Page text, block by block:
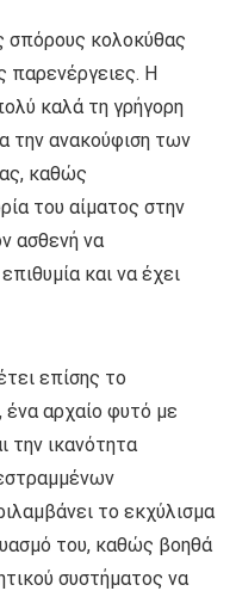
σπόρους κολοκύθας
παρενέργειες. Η
καλά τη γρήγορη
την ανακούφιση των
καθώς
του αίματος στην
ασθενή να
και να έχει
επίσης το
αρχαίο φυτό με
την ικανότητα
το εκχύλισμα
του, καθώς βοηθά
συστήματος να